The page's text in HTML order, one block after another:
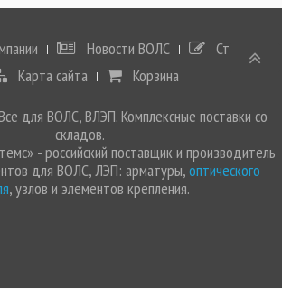
Новости ВОЛС
Статьи
Карта сайта
Корзина
для ВОЛС, ВЛЭП. Комплексные поставки со
складов.
- российский поставщик и производитель
для ВОЛС, ЛЭП: арматуры,оптического
, узлов и элементов крепления.